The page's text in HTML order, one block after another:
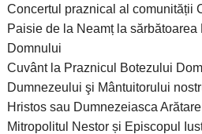
Concertul praznical al comunității
Paisie de la Neamț la sărbătoarea
Domnului
Cuvânt la Praznicul Botezului
Dumnezeului şi Mântuitorului
Hristos sau Dumnezeiasca
Mitropolitul Nestor și Episcopul